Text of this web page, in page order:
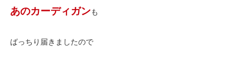
あのカーディガン も
ばっちり届きましたので